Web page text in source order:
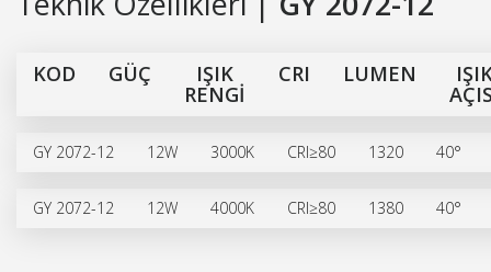
KOD GÜÇ IŞIK
RENGİ
CRI LUMEN
GY 2072-12 12W 3000K CRI≥80 1320 40°
GY 2072-12 12W 4000K CRI≥80 1380 40°